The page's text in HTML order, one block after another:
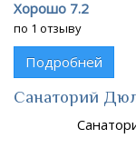
Хорошо 7.2
по 1 отзыву
Подробней
Санаторий